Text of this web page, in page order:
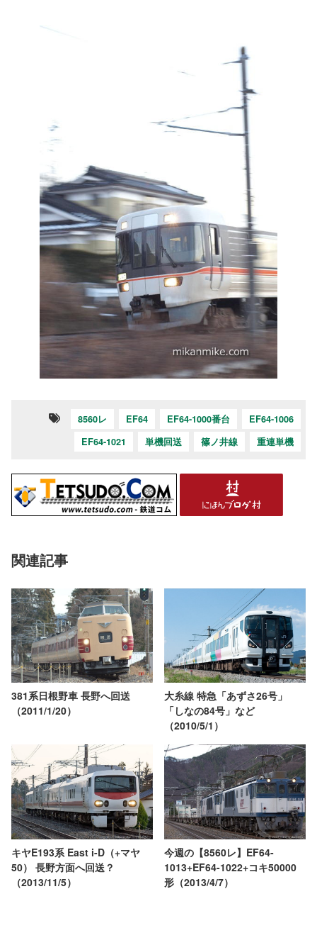
8560レ EF64 EF64-1000番台
EF64-1006
EF64-1021
単機回送 篠ノ井線 重連単機
関連記事
381系日根野車 長野へ回送
（2011/1/20）
大糸線 特急「あずさ26号」
「しなの84号」など
（2010/5/1）
キヤE193系 East i-D（+マヤ
50） 長野方面へ回送？
（2013/11/5）
今週の【8560レ】EF64-
1013+EF64-1022+コキ50000
形（2013/4/7）